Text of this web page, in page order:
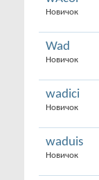
Новичок
Wad
Новичок
wadici
Новичок
waduis
Новичок